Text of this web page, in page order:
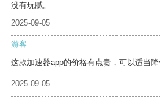
没有玩腻。
2025-09-05
游客
这款加速器app的价格有点贵，可以适当降
2025-09-05